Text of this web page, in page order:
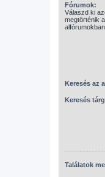
Fórumok:
Válaszd ki
megtörténik
Keresés
Találatok